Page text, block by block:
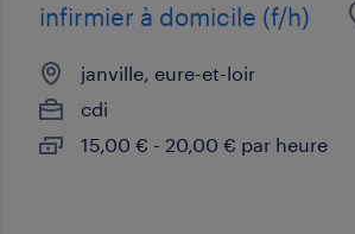
infirmier à domicile (f/h)
janville, eure-et-loir
cdi
15,00 € - 20,00 € par heure